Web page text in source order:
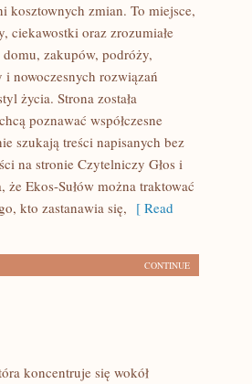
kosztownych zmian. To miejsce,
ciekawostki oraz zrozumiałe
zakupów, podróży,
nowoczesnych rozwiązań
życia. Strona została
poznawać współczesne
szukają treści napisanych bez
na stronie Czytelniczy Głos i
Ekos-Sułów można traktować
kto zastanawia się, [ Read
CONTINUE
koncentruje się wokół